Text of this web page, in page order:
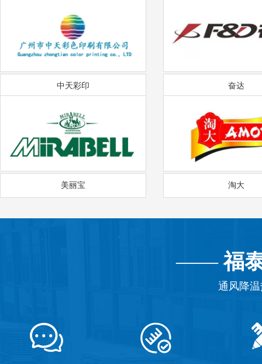
中天彩印 奋达
美丽宝 淘大
——福
通风降